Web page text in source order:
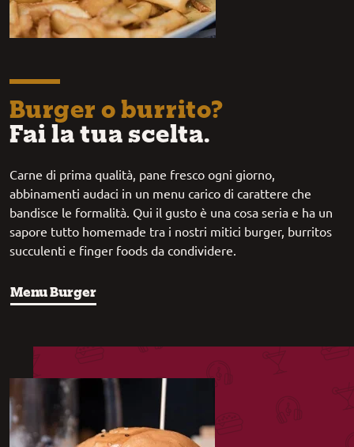
Burger o burrito?
Fai la tua scelta.
Carne di prima qualità, pane fresco ogni giorno,
abbinamenti audaci in un menu carico di carattere che
bandisce le formalità. Qui il gusto è una cosa seria e ha un
sapore tutto homemade tra i nostri mitici burger, burritos
succulenti e finger foods da condividere.
Menu Burger